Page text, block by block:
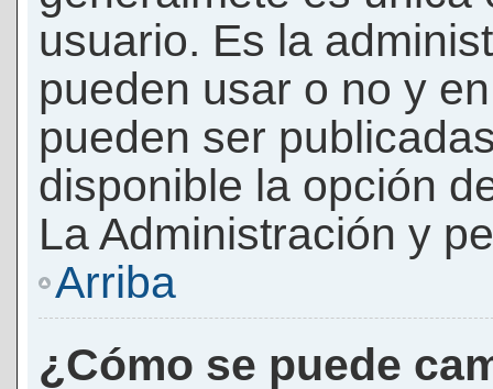
usuario. Es la
pueden usar o no y
pueden ser
disponible la opción
La Administración y
Arriba
¿Cómo se puede